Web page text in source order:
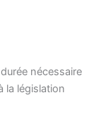
nécessaire
la législation